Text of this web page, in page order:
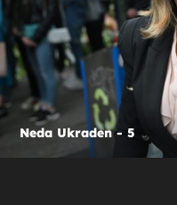
Neda Ukraden - 5